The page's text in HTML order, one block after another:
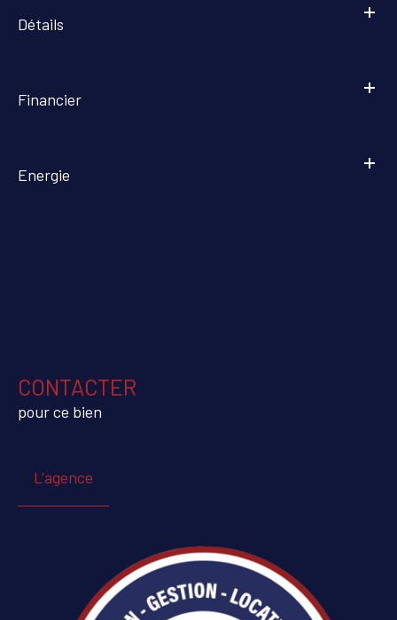
Détails
Financier
Energie
CONTACTER
pour ce bien
L'agence